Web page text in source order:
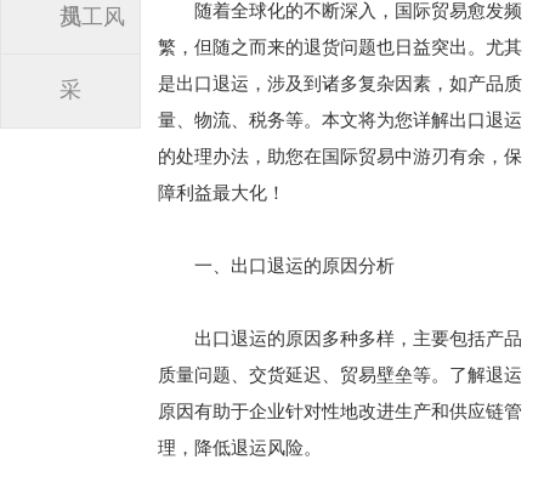
规
员工风
采
随着全球化的不断深入，国际贸易愈发频
繁，但随之而来的退货问题也日益突出。尤其
是出口退运，涉及到诸多复杂因素，如产品质
量、物流、税务等。本文将为您详解出口退运
的处理办法，助您在国际贸易中游刃有余，保
障利益最大化！
一、出口退运的原因分析
出口退运的原因多种多样，主要包括产品
质量问题、交货延迟、贸易壁垒等。了解退运
原因有助于企业针对性地改进生产和供应链管
理，降低退运风险。